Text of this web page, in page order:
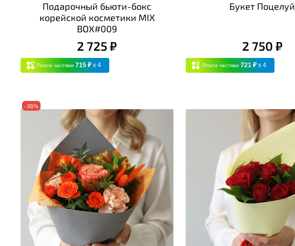
Подарочный бьюти-бокс
корейской косметики MIX
BOX#009
2 725 ₽
Плати частями 715 ₽ x 4
Букет Поцелуй
2 750 ₽
Плати частями 721 ₽ x 4
-38%